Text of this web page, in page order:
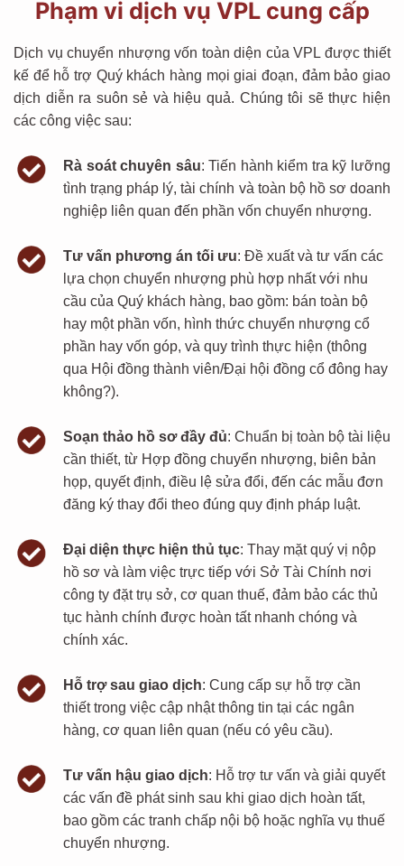
Phạm vi dịch vụ VPL cung cấp
Dịch vụ chuyển nhượng vốn toàn diện của VPL được thiết
kế để hỗ trợ Quý khách hàng mọi giai đoạn, đảm bảo giao
dịch diễn ra suôn sẻ và hiệu quả. Chúng tôi sẽ thực hiện
các công việc sau:
Rà soát chuyên sâu: Tiến hành kiểm tra kỹ lưỡng
tình trạng pháp lý, tài chính và toàn bộ hồ sơ doanh
nghiệp liên quan đến phần vốn chuyển nhượng.
Tư vấn phương án tối ưu: Đề xuất và tư vấn các
lựa chọn chuyển nhượng phù hợp nhất với nhu
cầu của Quý khách hàng, bao gồm: bán toàn bộ
hay một phần vốn, hình thức chuyển nhượng cổ
phần hay vốn góp, và quy trình thực hiện (thông
qua Hội đồng thành viên/Đại hội đồng cổ đông hay
không?).
Soạn thảo hồ sơ đầy đủ: Chuẩn bị toàn bộ tài liệu
cần thiết, từ Hợp đồng chuyển nhượng, biên bản
họp, quyết định, điều lệ sửa đổi, đến các mẫu đơn
đăng ký thay đổi theo đúng quy định pháp luật.
Đại diện thực hiện thủ tục: Thay mặt quý vị nộp
hồ sơ và làm việc trực tiếp với Sở Tài Chính nơi
công ty đặt trụ sở, cơ quan thuế, đảm bảo các thủ
tục hành chính được hoàn tất nhanh chóng và
chính xác.
Hỗ trợ sau giao dịch: Cung cấp sự hỗ trợ cần
thiết trong việc cập nhật thông tin tại các ngân
hàng, cơ quan liên quan (nếu có yêu cầu).
Tư vấn hậu giao dịch: Hỗ trợ tư vấn và giải quyết
các vấn đề phát sinh sau khi giao dịch hoàn tất,
bao gồm các tranh chấp nội bộ hoặc nghĩa vụ thuế
chuyển nhượng.